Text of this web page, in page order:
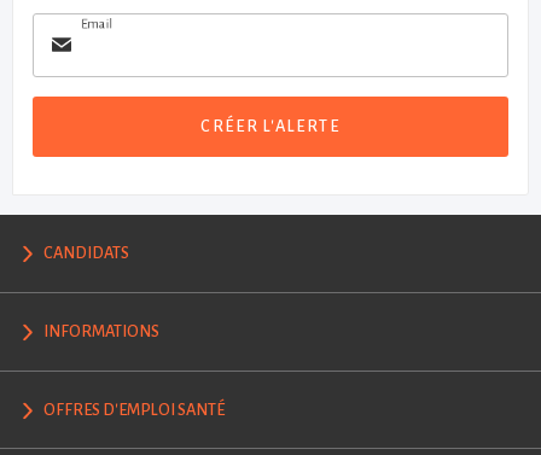
Email
CRÉER L'ALERTE
CANDIDATS
INFORMATIONS
OFFRES D'EMPLOI SANTÉ